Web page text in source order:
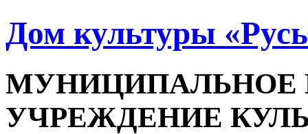
Дом культуры
УЧРЕЖДЕНИЕ